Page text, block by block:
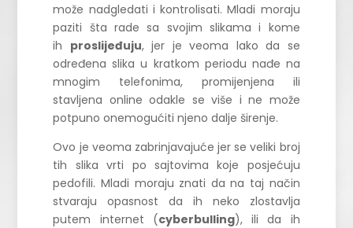
može nadgledati i kontrolisati. Mladi moraju
paziti šta rade sa svojim slikama i kome
ih proslijeđuju, jer je veoma lako da se
određena slika u kratkom periodu nađe na
mnogim telefonima, promijenjena ili
stavljena online odakle se više i ne može
potpuno onemogućiti njeno dalje širenje.
Ovo je veoma zabrinjavajuće jer se veliki broj
tih slika vrti po sajtovima koje posjećuju
pedofili. Mladi moraju znati da na taj način
stvaraju opasnost da ih neko zlostavlja
putem internet (cyberbulling), ili da ih